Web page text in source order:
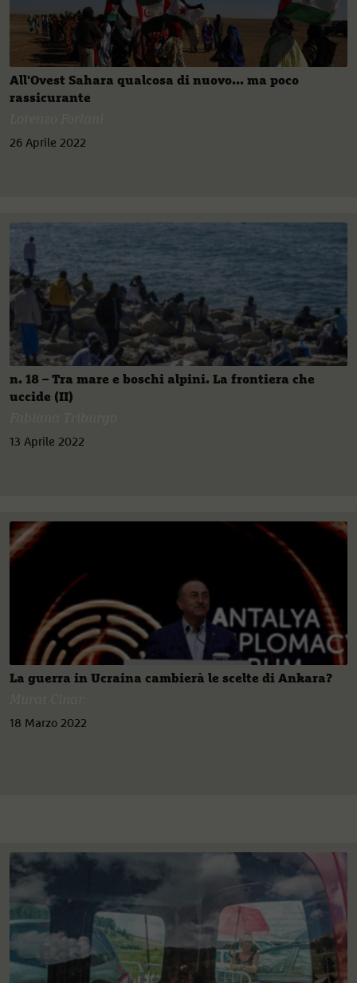
All'Ovest Sahara qualcosa di nuovo... ma poco
rassicurante
26 Aprile 2022
n. 18 – Tra mare e boschi alpini. La frontiera che
uccide (II)
13 Aprile 2022
La guerra in Ucraina cambierà le scelte di Ankara?
18 Marzo 2022